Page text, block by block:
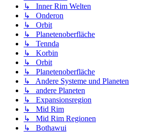
↳ Inner Rim Welten
↳ Onderon
↳ Orbit
↳ Planetenoberfläche
↳ Tennda
↳ Korbin
↳ Orbit
↳ Planetenoberfläche
↳ Andere Systeme und Planeten
↳ andere Planeten
↳ Expansionsregion
↳ Mid Rim
↳ Mid Rim Regionen
↳ Bothawui